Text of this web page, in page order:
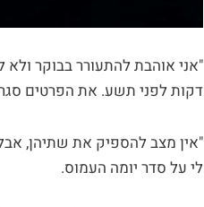
דקות לפני תשע. את הפרטים
"אין מצב להספיק את שתיהן,
לי על סדר יומה העמוס.